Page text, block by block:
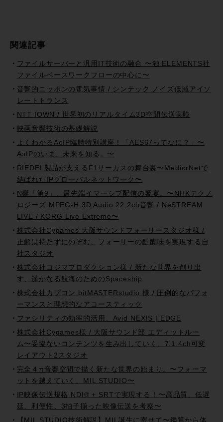
関連記事
ファイルサーバーと汎用IT技術の融合 〜独 ELEMENTS社
ファイルベースワークフローの中心に〜
音響的ニッポンの電気事情 / シンテック ノイズ低減アイソ
レートトランス
NTT IOWN / 世界初のリアルタイム3D空間伝送実験
映画音響技術の基礎解説
よくわかるAoIP臨時特別講座！「AES67ってなに？」〜
AoIPのいま、未来を知る。〜
RIEDEL製品が支えるF1サーカスの舞台裏〜MediorNetで
結ばれたIPグローバルネットワーク〜
N響「第9」、最先端イマーシブ配信の饗宴。〜NHKテクノ
ロジーズ MPEG-H 3D Audio 22.2ch音響 / NeSTREAM
LIVE / KORG Live Extreme〜
株式会社Cygames 大阪サウンドフォーリースタジオ様 /
正解は持たずにのぞむ、フォーリーの醍醐味を実現する自
社スタジオ
株式会社コジマプロダクション様 / 新たな世界を創り出
す、遥かなる航海のためのSpaceship
株式会社カプコン bitMASTERstudio 様 / 圧倒的なパフォ
ーマンスと理想的なアコースティック
ファシリティの効率的活用、Avid NEXIS | EDGE
株式会社Cygames様 / 大阪サウンド部 エディットルー
ム〜妥協ないコンテンツを生み出していく、7.1.4ch可変
レイアウト2スタジオ
完全４π音響空間で描く新たな世界の始まり。〜フォーマ
ットを越えていく、MIL STUDIO〜
IP映像伝送規格 NDI®︎ + SRTで実現する！〜高品質、低遅
延、利便性、3拍子揃った映像伝送を考察〜
【MIL STUDIO技術解説】MIL誕生に寄せて〜鑑賞から体